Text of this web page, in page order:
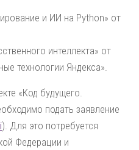
и ИИ на Python» от
интеллекта» от
технологии Яндекса».
«Код будущего.
подать заявление
). Для это потребуется
Федерации и